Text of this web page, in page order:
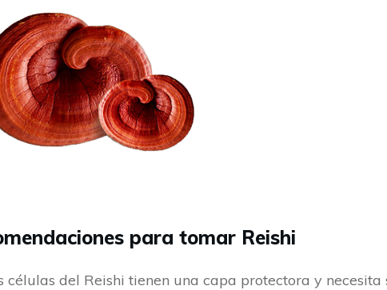
para tomar Reishi
células del Reishi tienen una capa protectora y necesita